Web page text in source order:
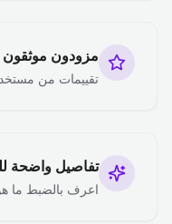
مزودون
تقييمات من
تفاصيل واضحة
اعرف بالضبط ما